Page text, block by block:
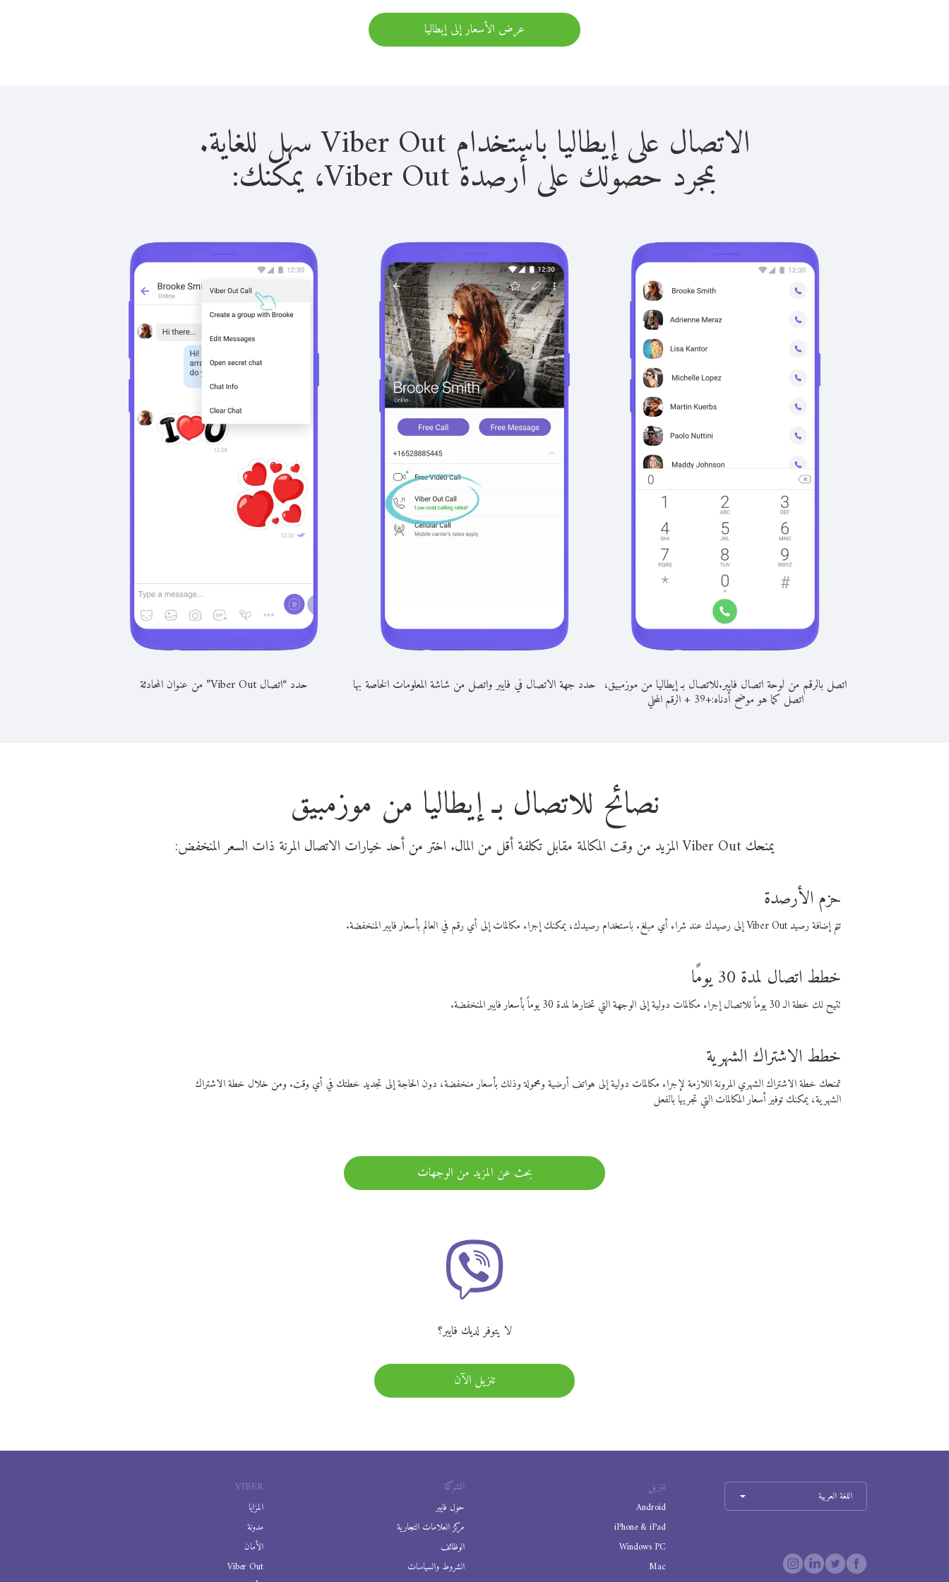
عرض الأسعار إلى إيطاليا
الاتصال على إيطاليا باستخدام Viber Out سهل للغاية.
بمجرد حصولك على أرصدة Viber Out، يمكنك:
اتصل بالرقم من لوحة اتصال فايبر.للاتصال بـ إيطاليا من موزمبيق،
اتصل كما هو موضح أدناه:+
39
+الرقم المحلي
حدد جهة الاتصال في فايبر واتصل من شاشة المعلومات الخاصة بها حدد “اتصال Viber Out” من عنوان المحادثة
نصائح للاتصال بـ إيطاليا من موزمبيق
يمنحك Viber Out المزيد من وقت المكالمة مقابل تكلفة أقل من المال. اختر من أحد خيارات الاتصال المرنة ذات السعر المنخفض:
حزم الأرصدة
تتم إضافة رصيد Viber Out إلى رصيدك عند شراء أي مبلغ. باستخدام رصيدك، يمكنك إجراء مكالمات إلى أي رقم في العالم بأسعار فايبر المنخفضة.
خطط اتصال لمدة 30 يومًا
تتيح لك خطة الـ 30 يوماً للاتصال إجراء مكالمات دولية إلى الوجهة التي تختارها لمدة 30 يوماً بأسعار فايبر المنخفضة.
خطط الاشتراك الشهرية
تمنحك خطة الاشتراك الشهري المرونة اللازمة لإجراء مكالمات دولية إلى هواتف أرضية ومحمولة وذلك بأسعار منخفضة، دون الحاجة إلى تجديد خطتك في أي وقت. ومن خلال خطة الاشتراك
الشهرية، يمكنك توفير أسعار المكالمات التي تجريها بالفعل
بحث عن المزيد من الوجهات
لا يتوفر لديك فايبر؟
تنزيل الآن
VIBER
المزايا
مدونة
الأمان
Viber Out
الشركة
حول فايبر
مركز العلامات التجارية
الوظائف
الشروط والسياسات
تنزيل
Android
iPhone & iPad
Windows PC
Mac
اللغة العربية